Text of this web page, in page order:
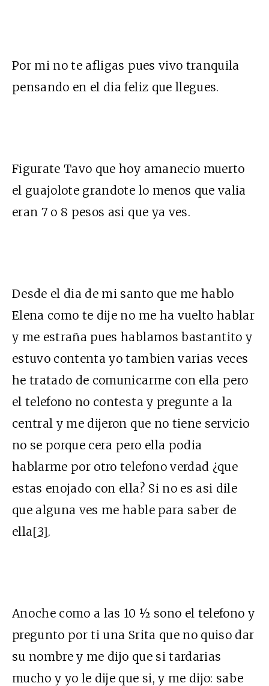
Por mi no te afligas pues vivo tranquila
pensando en el dia feliz que llegues.
Figurate Tavo que hoy amanecio muerto
el guajolote grandote lo menos que valia
eran 7 o 8 pesos asi que ya ves.
Desde el dia de mi santo que me hablo
Elena como te dije no me ha vuelto hablar
y me estraña pues hablamos bastantito y
estuvo contenta yo tambien varias veces
he tratado de comunicarme con ella pero
el telefono no contesta y pregunte a la
central y me dijeron que no tiene servicio
no se porque cera pero ella podia
hablarme por otro telefono verdad ¿que
estas enojado con ella? Si no es asi dile
que alguna ves me hable para saber de
ella[3].
Anoche como a las 10 ½ sono el telefono y
pregunto por ti una Srita que no quiso dar
su nombre y me dijo que si tardarias
mucho y yo le dije que si, y me dijo: sabe